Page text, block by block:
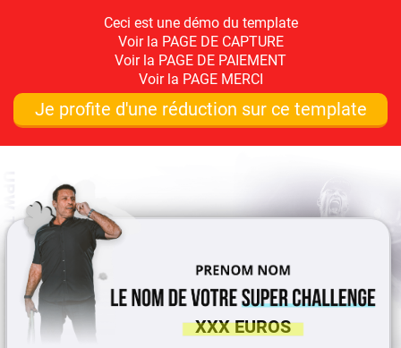
Ceci est une démo du template
Voir la PAGE DE CAPTURE
Voir la PAGE DE PAIEMENT
Voir la PAGE MERCI
Je profite d'une réduction sur ce template
XXX EUROS